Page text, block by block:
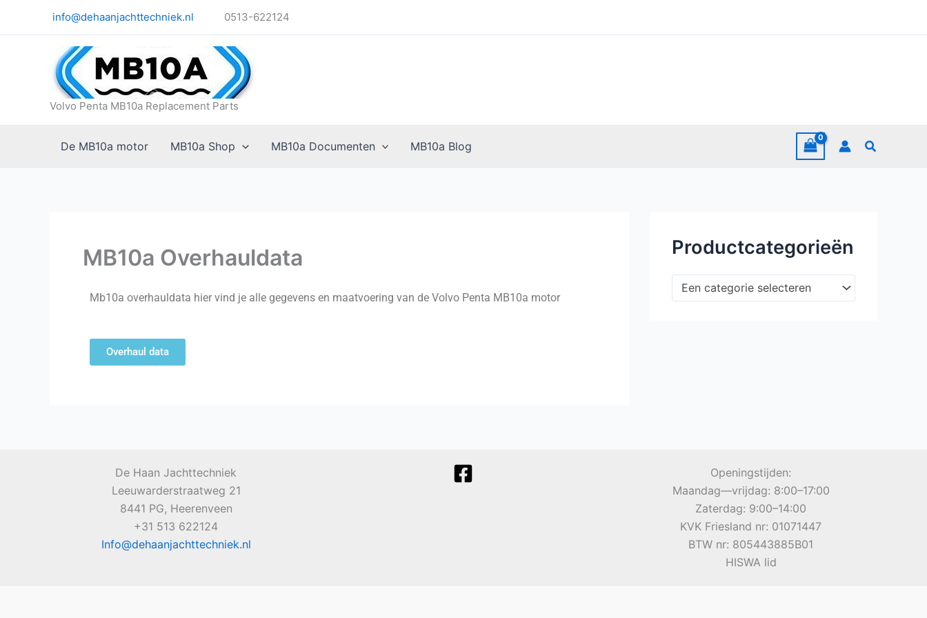
info@dehaanjachttechniek.nl 0513-622124
Volvo Penta MB10a Replacement Parts
De MB10a motor MB10a Shop MB10a Documenten MB10a Blog Zoeken
MB10a Overhauldata
Mb10a overhauldata hier vind je alle gegevens en maatvoering van de Volvo Penta MB10a motor
Overhaul data
Productcategorieën
Een categorie selecteren
De Haan Jachttechniek
Leeuwarderstraatweg 21
8441 PG, Heerenveen
+31 513 622124
Info@dehaanjachttechniek.nl
Openingstijden:
Maandag—vrijdag: 8:00–17:00
Zaterdag: 9:00–14:00
KVK Friesland nr: 01071447
BTW nr: 805443885B01
HISWA lid